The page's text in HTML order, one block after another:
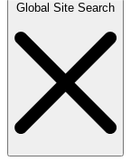
Global Site Search